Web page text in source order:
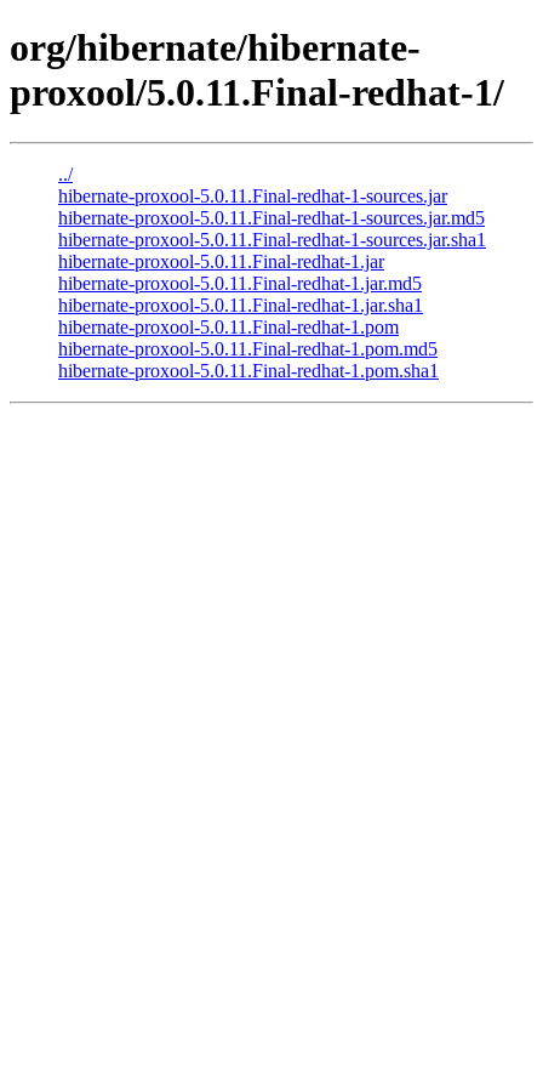
org/hibernate/hibernate-
proxool/5.0.11.Final-redhat-1/
../
hibernate-proxool-5.0.11.Final-redhat-1-sources.jar
hibernate-proxool-5.0.11.Final-redhat-1-sources.jar.md5
hibernate-proxool-5.0.11.Final-redhat-1-sources.jar.sha1
hibernate-proxool-5.0.11.Final-redhat-1.jar
hibernate-proxool-5.0.11.Final-redhat-1.jar.md5
hibernate-proxool-5.0.11.Final-redhat-1.jar.sha1
hibernate-proxool-5.0.11.Final-redhat-1.pom
hibernate-proxool-5.0.11.Final-redhat-1.pom.md5
hibernate-proxool-5.0.11.Final-redhat-1.pom.sha1